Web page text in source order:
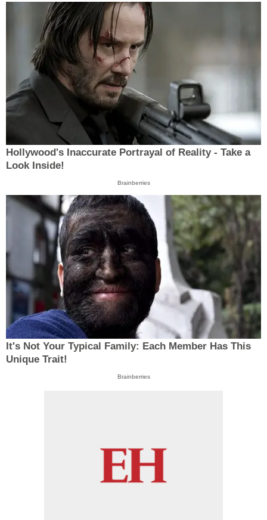
Hollywood's Inaccurate Portrayal of Reality - Take a
Look Inside!
Brainberries
It's Not Your Typical Family: Each Member Has This
Unique Trait!
Brainberries